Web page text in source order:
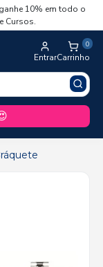
10% em todo o
Cursos.
Entrar
0
Carrinho